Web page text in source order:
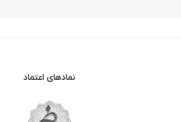
نمادهای اعتماد